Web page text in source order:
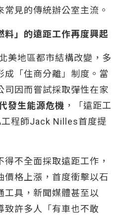
見的傳統辦公室主流。
料」的遠距工作再度興起
美地區都市結構改變，多
成「住商分離」制度。當
司因而嘗試採取彈性在家
發生能源危機 ，「遠距工
程師Jack Nilles首度提
不全面採取遠距工作，
價格上漲，首度衝擊以石
工具，新聞媒體甚至以
致許多人「有車也不敢